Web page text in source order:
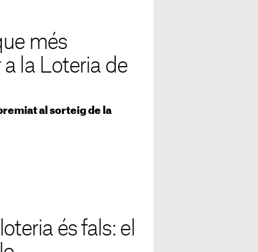
més
la Loteria de
al sorteig de la
és fals: el